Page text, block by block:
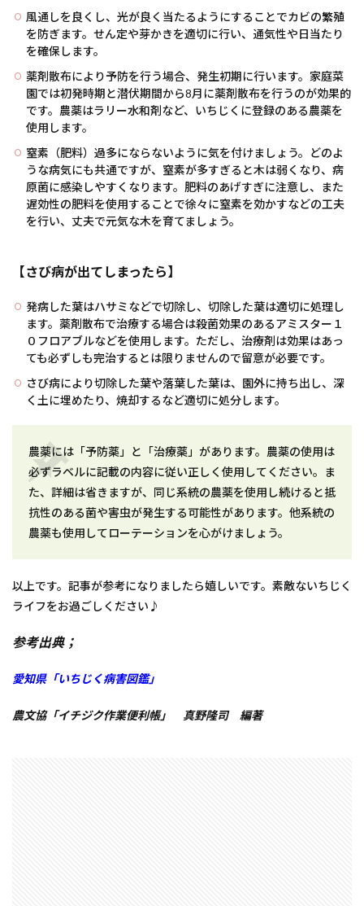
風通しを良くし、光が良く当たるようにすることでカビの繁殖
を防ぎます。せん定や芽かきを適切に行い、通気性や日当たり
を確保します。
薬剤散布により予防を行う場合、発生初期に行います。家庭菜
園では初発時期と潜伏期間から8月に薬剤散布を行うのが効果的
です。農薬はラリー水和剤など、いちじくに登録のある農薬を
使用します。
窒素（肥料）過多にならないように気を付けましょう。どのよ
うな病気にも共通ですが、窒素が多すぎると木は弱くなり、病
原菌に感染しやすくなります。肥料のあげすぎに注意し、また
遅効性の肥料を使用することで徐々に窒素を効かすなどの工夫
を行い、丈夫で元気な木を育てましょう。
【さび病が出てしまったら】
発病した葉はハサミなどで切除し、切除した葉は適切に処理し
ます。薬剤散布で治療する場合は殺菌効果のあるアミスター１
０フロアブルなどを使用します。ただし、治療剤は効果はあっ
ても必ずしも完治するとは限りませんので留意が必要です。
さび病により切除した葉や落葉した葉は、園外に持ち出し、深
く土に埋めたり、焼却するなど適切に処分します。
農薬には「予防薬」と「治療薬」があります。農薬の使用は
必ずラベルに記載の内容に従い正しく使用してください。ま
た、詳細は省きますが、同じ系統の農薬を使用し続けると抵
抗性のある菌や害虫が発生する可能性があります。他系統の
農薬も使用してローテーションを心がけましょう。
以上です。記事が参考になりましたら嬉しいです。素敵ないちじく
ライフをお過ごしください♪
参考出典；
愛知県「いちじく病害図鑑」
農文協「イチジク作業便利帳」 真野隆司 編著